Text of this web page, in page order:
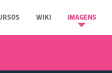
WIKI IMAGENS